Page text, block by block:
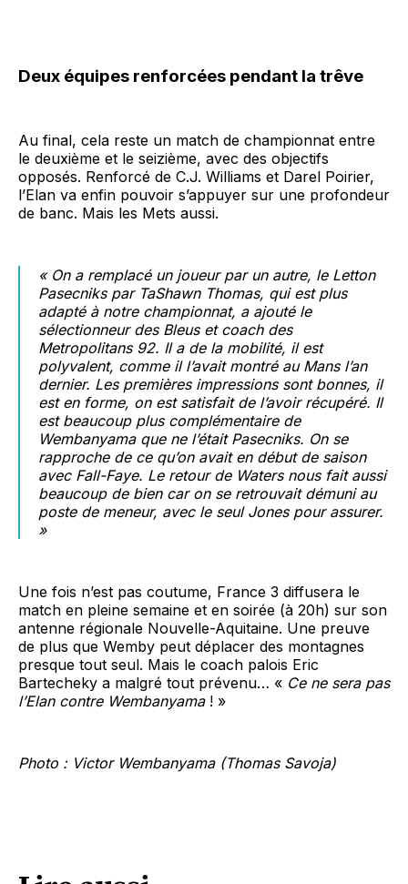
Deux équipes renforcées pendant la trêve
Au final, cela reste un match de championnat entre
le deuxième et le seizième, avec des objectifs
opposés. Renforcé de C.J. Williams et Darel Poirier,
l’Elan va enfin pouvoir s’appuyer sur une profondeur
de banc. Mais les Mets aussi.
« On a remplacé un joueur par un autre, le Letton
Pasecniks par TaShawn Thomas, qui est plus
adapté à notre championnat, a ajouté le
sélectionneur des Bleus et coach des
Metropolitans 92. Il a de la mobilité, il est
polyvalent, comme il l’avait montré au Mans l’an
dernier. Les premières impressions sont bonnes, il
est en forme, on est satisfait de l’avoir récupéré. Il
est beaucoup plus complémentaire de
Wembanyama que ne l’était Pasecniks. On se
rapproche de ce qu’on avait en début de saison
avec Fall-Faye. Le retour de Waters nous fait aussi
beaucoup de bien car on se retrouvait démuni au
poste de meneur, avec le seul Jones pour assurer.
»
Une fois n’est pas coutume, France 3 diffusera le
match en pleine semaine et en soirée (à 20h) sur son
antenne régionale Nouvelle-Aquitaine. Une preuve
de plus que Wemby peut déplacer des montagnes
presque tout seul. Mais le coach palois Eric
Bartecheky a malgré tout prévenu… « Ce ne sera pas
l’Elan contre Wembanyama! »
Photo : Victor Wembanyama (Thomas Savoja)